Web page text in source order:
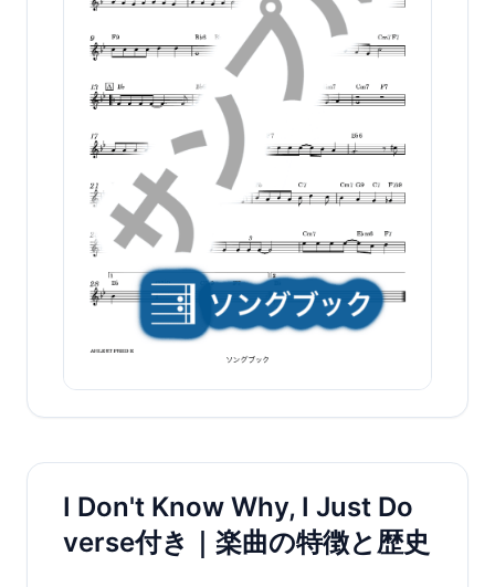
I Don't Know Why, I Just Do
verse付き｜楽曲の特徴と歴史